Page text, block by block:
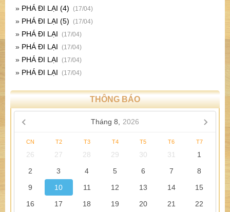
PHÁ ĐI LẠI (4) (17/04)
PHÁ ĐI LẠI (5) (17/04)
PHÁ ĐI LẠI (17/04)
PHÁ ĐI LẠI (17/04)
PHÁ ĐI LẠI (17/04)
PHÁ ĐI LẠI (17/04)
THÔNG BÁO
Tháng 8, 2026
CN T2 T3 T4 T5 T6 T7
26 27 28 29 30 31
1
2
3 4 5 6 7
8
9
10 11 12 13 14
15
16
17 18 19 20 21
22